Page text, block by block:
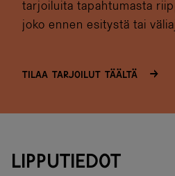
tarjoiluita tapahtumasta
joko ennen esitystä tai
Tilaa tarjoilut täältä
LIPPUTIEDOT